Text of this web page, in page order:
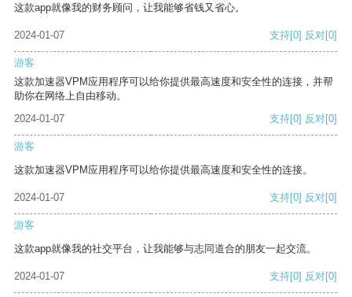
这款app就像我的财务顾问，让我能够省钱又省心。
2024-01-07 支持[0] 反对[0]
游客
这款加速器VPM应用程序可以给你提供最高速度和安全性的连接，并帮
助你在网络上自由移动。
2024-01-07
支持[0] 反对[0]
游客
这款加速器VPM应用程序可以给你提供最高速度和安全性的连接。
2024-01-07 支持[0] 反对[0]
游客
这款app就像我的社交平台，让我能够与志同道合的朋友一起交流。
2024-01-07 支持[0] 反对[0]